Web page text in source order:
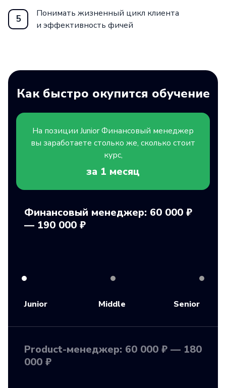
5
Понимать жизненный цикл клиента
и эффективность фичей
Как быстро окупится обучение
На позиции JuniorФинансовый менеджер
вы заработаете столько же, сколько стоит
курс,
за 1 месяц
Финансовый менеджер: 60 000 ₽
— 190 000 ₽
Junior Middle Senior
Product-менеджер: 60 000 ₽ — 180
000 ₽